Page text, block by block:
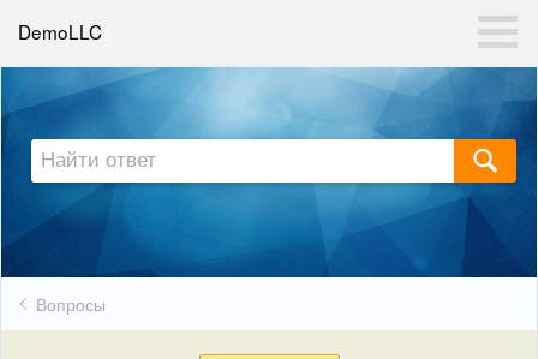
DemoLLC
Вопросы